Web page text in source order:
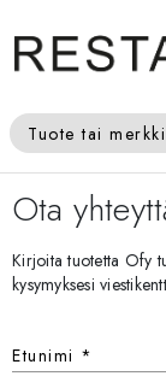
Tuote tai merkki
Ota
Kirjoita tuotetta Ofy
kysymyksesi
Etunimi *